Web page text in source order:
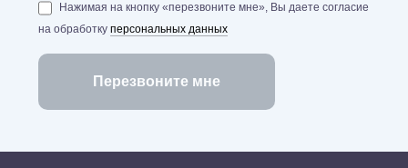
Нажимая на кнопку «перезвоните мне», Вы даете согласие
на обработку персональных данных